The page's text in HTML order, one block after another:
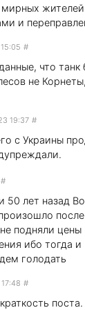
и
#
что танк
не
19:37 #
с Украины
#
50 лет назад
подняли цены
ибо тогда
голодать
#
поста.